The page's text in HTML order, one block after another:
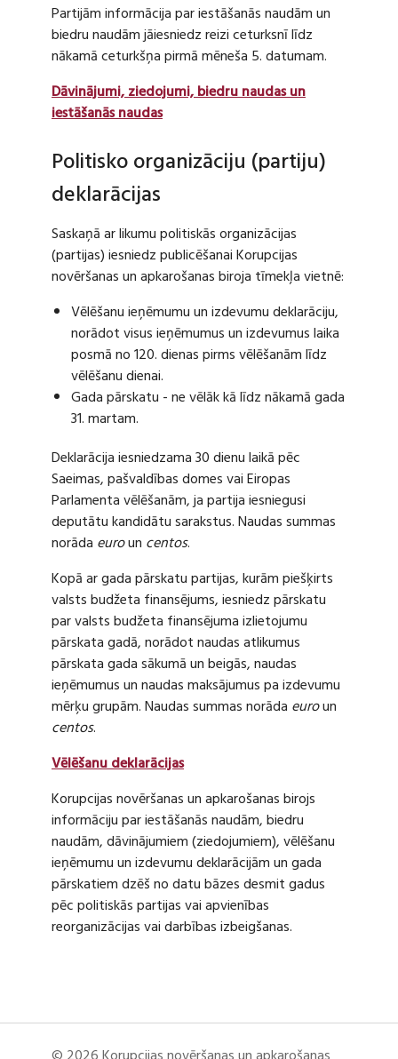
Partijām informācija par iestāšanās naudām un
biedru naudām jāiesniedz reizi ceturksnī līdz
nākamā ceturkšņa pirmā mēneša 5. datumam.
Dāvinājumi, ziedojumi, biedru naudas un
iestāšanās naudas
Politisko organizāciju (partiju)
deklarācijas
Saskaņā ar likumu politiskās organizācijas
(partijas) iesniedz publicēšanai Korupcijas
novēršanas un apkarošanas biroja tīmekļa vietnē:
Vēlēšanu ieņēmumu un izdevumu deklarāciju,
norādot visus ieņēmumus un izdevumus laika
posmā no 120. dienas pirms vēlēšanām līdz
vēlēšanu dienai.
Gada pārskatu - ne vēlāk kā līdz nākamā gada
31. martam.
Deklarācija iesniedzama 30 dienu laikā pēc
Saeimas, pašvaldības domes vai Eiropas
Parlamenta vēlēšanām, ja partija iesniegusi
deputātu kandidātu sarakstus. Naudas summas
norāda euroun centos.
Kopā ar gada pārskatu partijas, kurām piešķirts
valsts budžeta finansējums, iesniedz pārskatu
par valsts budžeta finansējuma izlietojumu
pārskata gadā, norādot naudas atlikumus
pārskata gada sākumā un beigās, naudas
ieņēmumus un naudas maksājumus pa izdevumu
mērķu grupām. Naudas summas norāda euroun
centos.
Vēlēšanu deklarācijas
Korupcijas novēršanas un apkarošanas birojs
informāciju par iestāšanās naudām, biedru
naudām, dāvinājumiem (ziedojumiem), vēlēšanu
ieņēmumu un izdevumu deklarācijām un gada
pārskatiem dzēš no datu bāzes desmit gadus
pēc politiskās partijas vai apvienības
reorganizācijas vai darbības izbeigšanas.